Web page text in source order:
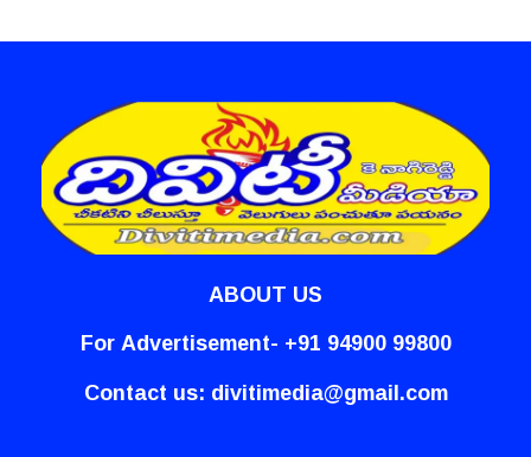
ABOUT US
For Advertisement- +91 94900 99800
Contact us: divitimedia@gmail.com